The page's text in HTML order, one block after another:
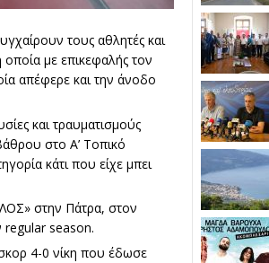
τους αθλητές και
οποία με επικεφαλής τον
απέφερε και την άνοδο
και τραυματισμούς
στο Α’ Τοπικό
κάτι που είχε μπει
στην Πάτρα, στον
regular season.
4-0 νίκη που έδωσε